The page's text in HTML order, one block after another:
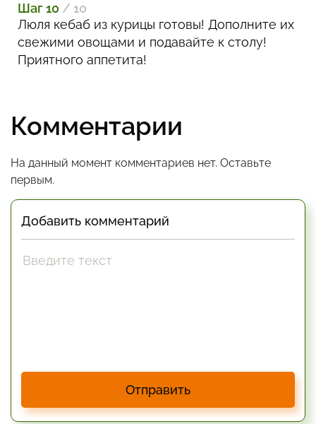
Шаг 10 / 10
Люля кебаб из курицы готовы! Дополните их
свежими овощами и подавайте к столу!
Приятного аппетита!
Комментарии
На данный момент комментариев нет. Оставьте
первым.
Добавить комментарий
Отправить